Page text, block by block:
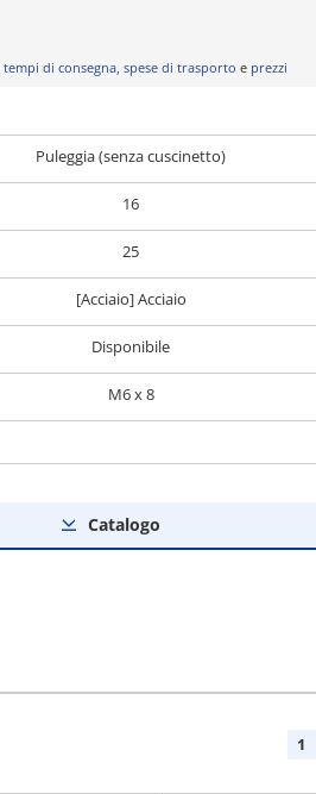
tempi di consegna, spese di trasporto e prezzi
Puleggia (senza cuscinetto)
16
25
[Acciaio] Acciaio
Disponibile
M6 x 8
Catalogo
1